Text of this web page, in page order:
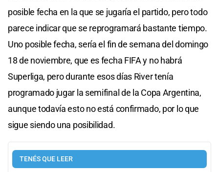
posible fecha en la que se jugaría el partido, pero todo
parece indicar que se reprogramará bastante tiempo.
Uno posible fecha, sería el fin de semana del domingo
18 de noviembre, que es fecha FIFA y no habrá
Superliga, pero durante esos días River tenía
programado jugar la semifinal de la Copa Argentina,
aunque todavía esto no está confirmado, por lo que
sigue siendo una posibilidad.
TENÉS QUE LEER